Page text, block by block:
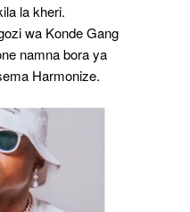
la kheri.
wa Konde Gang
namna bora ya
Harmonize.